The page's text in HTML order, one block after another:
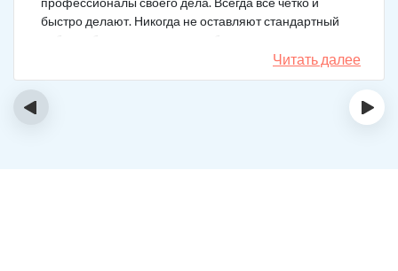
быстро делают. Никогда не оставляют стандартный
набор таблеток, а именно подбирают
индивидуальный комплекс под конкретный случай.
Несколько раз делал вызов, и назначения были под
Читать далее
‹ ›